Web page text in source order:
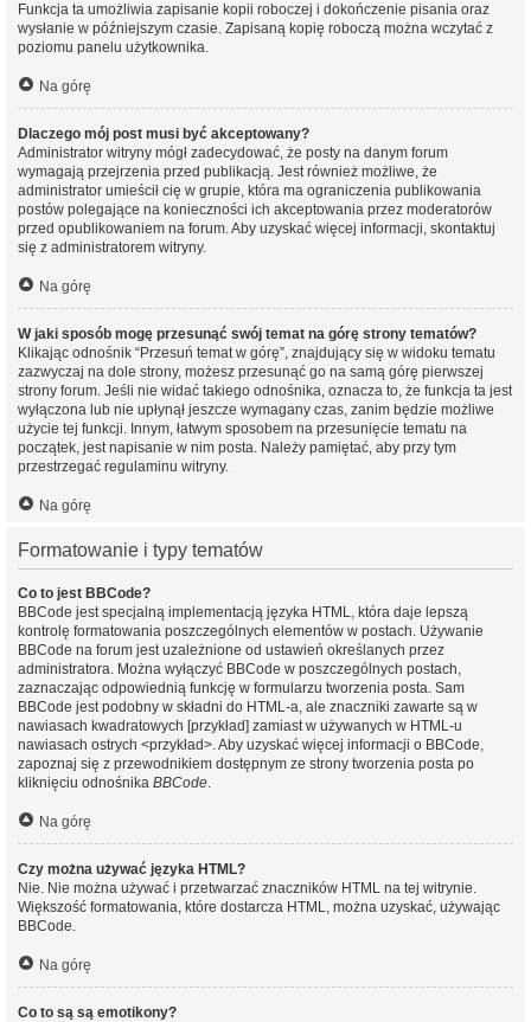
Funkcja ta umożliwia zapisanie kopii roboczej i dokończenie pisania oraz
wysłanie w późniejszym czasie. Zapisaną kopię roboczą można wczytać z
poziomu panelu użytkownika.
Na górę
Dlaczego mój post musi być akceptowany?
Administrator witryny mógł zadecydować, że posty na danym forum
wymagają przejrzenia przed publikacją. Jest również możliwe, że
administrator umieścił cię w grupie, która ma ograniczenia publikowania
postów polegające na konieczności ich akceptowania przez moderatorów
przed opublikowaniem na forum. Aby uzyskać więcej informacji, skontaktuj
się z administratorem witryny.
Na górę
W jaki sposób mogę przesunąć swój temat na górę strony tematów?
Klikając odnośnik “Przesuń temat w górę”, znajdujący się w widoku tematu
zazwyczaj na dole strony, możesz przesunąć go na samą górę pierwszej
strony forum. Jeśli nie widać takiego odnośnika, oznacza to, że funkcja ta jest
wyłączona lub nie upłynął jeszcze wymagany czas, zanim będzie możliwe
użycie tej funkcji. Innym, łatwym sposobem na przesunięcie tematu na
początek, jest napisanie w nim posta. Należy pamiętać, aby przy tym
przestrzegać regulaminu witryny.
Na górę
Formatowanie i typy tematów
Co to jest BBCode?
BBCode jest specjalną implementacją języka HTML, która daje lepszą
kontrolę formatowania poszczególnych elementów w postach. Używanie
BBCode na forum jest uzależnione od ustawień określanych przez
administratora. Można wyłączyć BBCode w poszczególnych postach,
zaznaczając odpowiednią funkcję w formularzu tworzenia posta. Sam
BBCode jest podobny w składni do HTML-a, ale znaczniki zawarte są w
nawiasach kwadratowych [przykład] zamiast w używanych w HTML-u
nawiasach ostrych <przykład>. Aby uzyskać więcej informacji o BBCode,
zapoznaj się z przewodnikiem dostępnym ze strony tworzenia posta po
kliknięciu odnośnika BBCode.
Na górę
Czy można używać języka HTML?
Nie. Nie można używać i przetwarzać znaczników HTML na tej witrynie.
Większość formatowania, które dostarcza HTML, można uzyskać, używając
BBCode.
Na górę
Co to są są emotikony?